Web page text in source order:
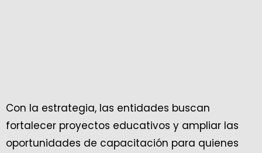
Con la estrategia, las entidades buscan
fortalecer proyectos educativos y ampliar las
oportunidades de capacitación para quienes